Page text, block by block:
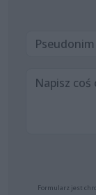
Formularz jest